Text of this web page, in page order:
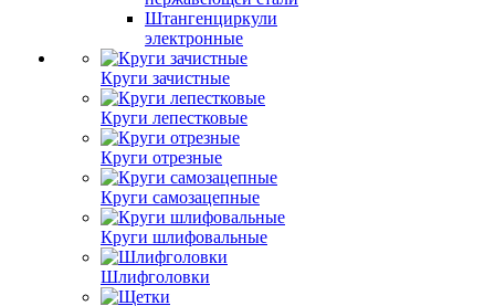
Штангенциркули
электронные
Круги зачистные
Круги лепестковые
Круги отрезные
Круги самозацепные
Круги шлифовальные
Шлифголовки